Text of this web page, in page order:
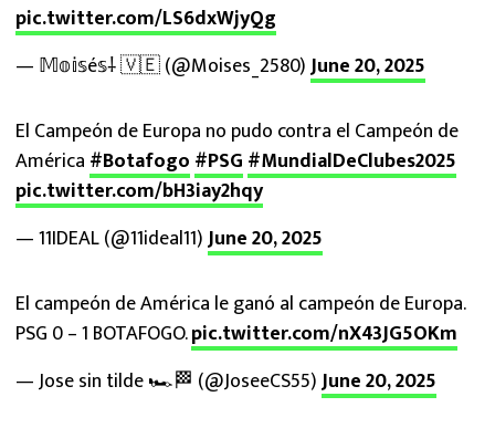
pic.twitter.com/LS6dxWjyQg
— 𝕄𝕠𝕚𝕤é𝕤⸸ 🇻🇪 (@Moises_2580)June 20, 2025
El Campeón de Europa no pudo contra el Campeón de
América #Botafogo #PSG #MundialDeClubes2025
pic.twitter.com/bH3iay2hqy
— 11IDEAL (@11ideal11)June 20, 2025
El campeón de América le ganó al campeón de Europa.
PSG 0 – 1 BOTAFOGO.pic.twitter.com/nX43JG5OKm
— Jose sin tilde 🏎️🏁 (@JoseeCS55)June 20, 2025